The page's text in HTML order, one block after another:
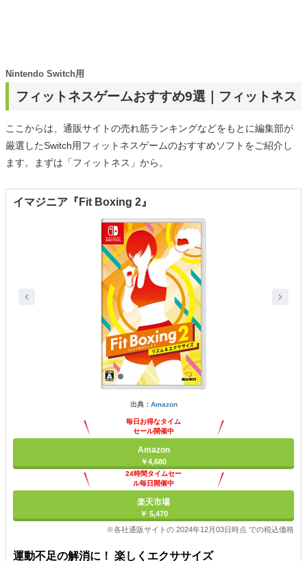
フィットネスゲームおすすめ9選｜フィットネス
Nintendo Switch用
ここからは、通販サイトの売れ筋ランキングなどをもとに編集部が
厳選したSwitch用フィットネスゲームのおすすめソフトをご紹介し
ます。まずは「フィットネス」から。
イマジニア『Fit Boxing 2』
出典： Amazon
毎日お得なタイム
セール開催中
Amazon
￥4,680
24時間タイムセー
ル毎日開催中
楽天市場
￥ 5,470
※各社通販サイトの 2024年12月03日時点 での税込価格
運動不足の解消に！ 楽しくエクササイズ